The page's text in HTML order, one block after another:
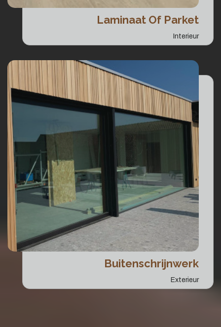
Laminaat Of Parket
Interieur
Buitenschrijnwerk
Exterieur